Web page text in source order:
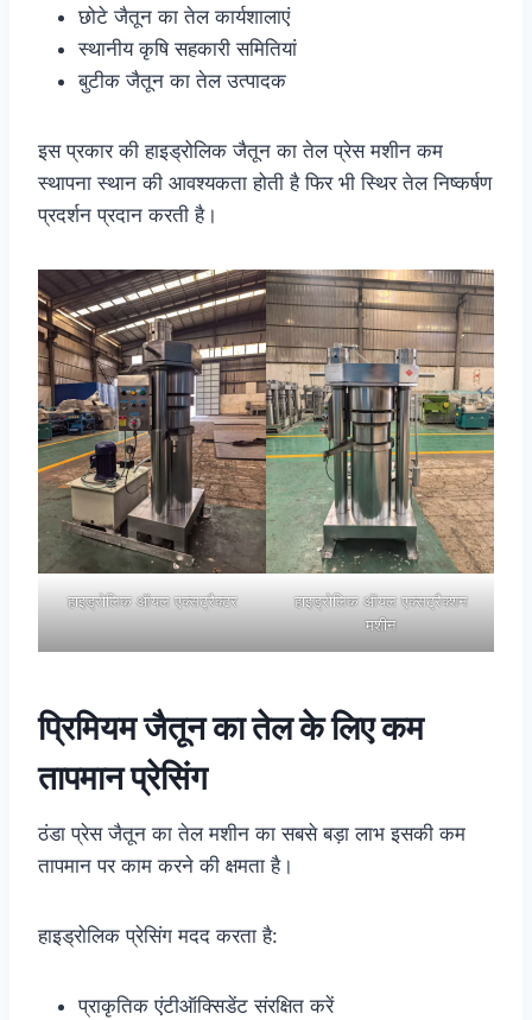
छोटे जैतून का तेल कार्यशालाएं
स्थानीय कृषि सहकारी समितियां
बुटीक जैतून का तेल उत्पादक
इस प्रकार की हाइड्रोलिक जैतून का तेल प्रेस मशीन कम
स्थापना स्थान की आवश्यकता होती है फिर भी स्थिर तेल निष्कर्षण
प्रदर्शन प्रदान करती है।
हाइड्रोलिक ऑयल एक्सट्रैक्टर
हाइड्रोलिक ऑयल एक्सट्रैक्शन
मशीन
प्रिमियम जैतून का तेल के लिए कम
तापमान प्रेसिंग
ठंडा प्रेस जैतून का तेल मशीन का सबसे बड़ा लाभ इसकी कम
तापमान पर काम करने की क्षमता है।
हाइड्रोलिक प्रेसिंग मदद करता है:
प्राकृतिक एंटीऑक्सिडेंट संरक्षित करें